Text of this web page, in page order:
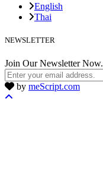
English
Thai
NEWSLETTER
Join Our Newsletter Now.
by meScript.com